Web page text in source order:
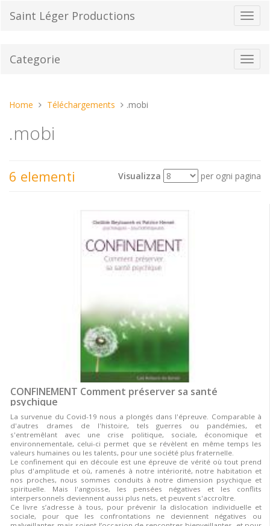
Saint Léger Productions
Categorie
Tu
qui:
Home Téléchargements .mobi
.mobi
6 elementi Visualizza per ogni pagina
CONFINEMENT Comment préserver sa santé
psychique
La survenue du Covid-19 nous a plongés dans l'épreuve. Comparable à
d'autres drames de l'histoire, tels guerres ou pandémies, et
s'entremêlant avec une crise politique, sociale, économique et
environnementale, celui-ci permet que se révèlent en même temps les
valeurs humaines ou les talents, pour une société plus fraternelle.
Le confinement qui en découle est une épreuve de vérité où tout prend
plus d'amplitude et où, ramenés à notre intériorité, notre habitation et
nos proches, nous sommes conduits à notre dimension psychique et
spirituelle. Mais l'angoisse, les pensées négatives et les conflits
interpersonnels deviennent aussi plus nets, et peuvent s'accroître.
Ce livre s’adresse à tous, pour prévenir la dislocation individuelle et
sociale, pour que les confrontations ne deviennent négatives ou